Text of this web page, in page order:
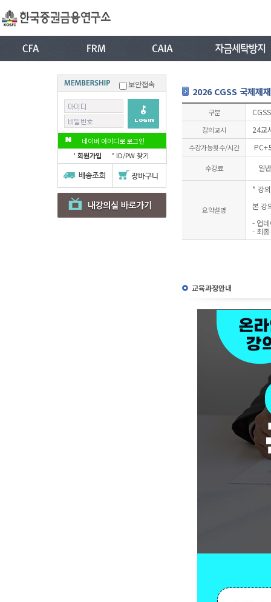
보안접속
네이버 아이디로 로그인
회원가입
ID/PW 찾기
2026 CGSS 국제제
구분 CGSS
강의교시 24교
수강가능횟수/시간 PC+
수강료 일
요약설명
* 강
본 강
- 업
- 최
교육과정안내